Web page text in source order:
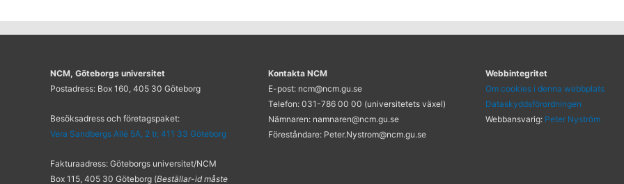
NCM, Göteborgs universitet
Postadress: Box 160, 405 30 Göteborg
Besöksadress och företagspaket:
Vera Sandbergs Allé 5A, 2 tr, 411 33 Göteborg
Fakturaadress: Göteborgs universitet/NCM
Box 115, 405 30 Göteborg (Beställar-id måste
Kontakta NCM
E-post: ncm@ncm.gu.se
Telefon: 031-786 00 00 (universitetets växel)
Nämnaren: namnaren@ncm.gu.se
Föreståndare: Peter.Nystrom@ncm.gu.se
Webbintegritet
Om cookies i denna webbplats
Dataskyddsförordningen
Webbansvarig: Peter Nyström